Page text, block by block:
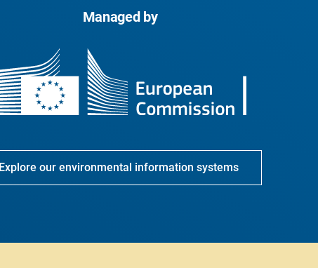
Managed by
Explore our environmental information systems